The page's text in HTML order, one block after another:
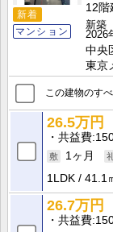
新着
マンション
12階
新築
2026
中央
東京
この建物のす
26.5万円
共益費
1ヶ月
1LDK
41.1
26.7万円
共益費